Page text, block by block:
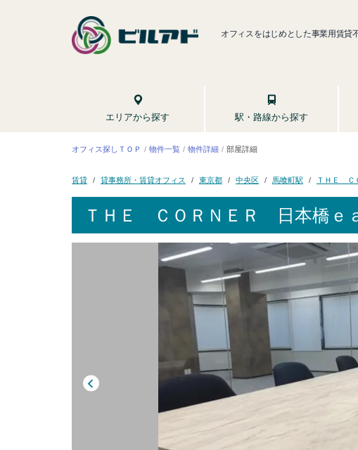
オフィスをはじめとした事業用賃貸
エリアから探す 駅・路線から探す
オフィス探しＴＯＰ 物件一覧 物件詳細 部屋詳細
賃貸 貸事務所・賃貸オフィス 東京都 中央区 馬喰町駅 ＴＨＥ Ｃ
ＴＨＥ ＣＯＲＮＥＲ 日本橋ｅ